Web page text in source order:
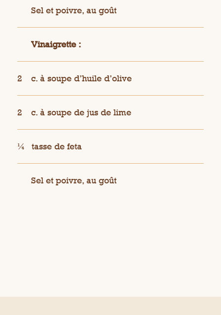
Sel et poivre, au goût
Vinaigrette :
2 c. à soupe d’huile d’olive
2 c. à soupe de jus de lime
¼ tasse de feta
Sel et poivre, au goût